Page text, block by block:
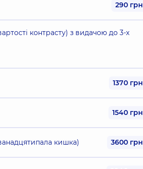
290 грн
контрасту) з видачою до 3-х
1370 грн
1540 грн
кишка) 3600 грн